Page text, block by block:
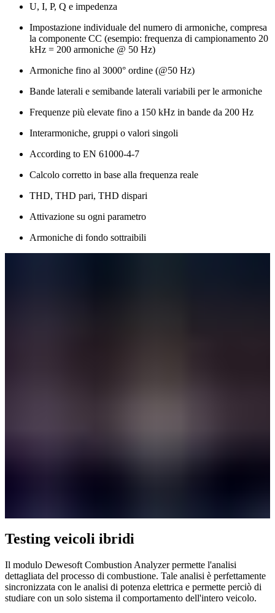
U, I, P, Q e impedenza
Impostazione individuale del numero di armoniche, compresa
la componente CC (esempio: frequenza di campionamento 20
kHz = 200 armoniche @ 50 Hz)
Armoniche fino al 3000° ordine (@50 Hz)
Bande laterali e semibande laterali variabili per le armoniche
Frequenze più elevate fino a 150 kHz in bande da 200 Hz
Interarmoniche, gruppi o valori singoli
According to EN 61000-4-7
Calcolo corretto in base alla frequenza reale
THD, THD pari, THD dispari
Attivazione su ogni parametro
Armoniche di fondo sottraibili
Testing veicoli ibridi
Il modulo Dewesoft Combustion Analyzer permette l'analisi
dettagliata del processo di combustione. Tale analisi è perfettamente
sincronizzata con le analisi di potenza elettrica e permette perciò di
studiare con un solo sistema il comportamento dell'intero veicolo.